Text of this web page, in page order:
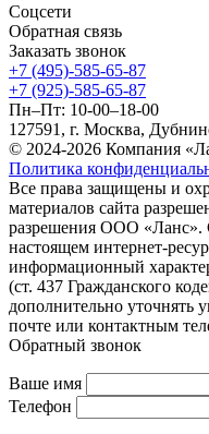
Соцсети
Обратная связь
Заказать звонок
+7 (495)-585-65-87
+7 (925)-585-65-87
Пн–Пт: 10-00–18-00
127591, г. Москва,
© 2024-2026 Компания
Политика
Все права защищены и
материалов сайта
разрешения ООО «Ланс».
настоящем интернет-
информационный
(ст. 437 Гражданского
дополнительно уточнять
почте или контактным
Обратный звонок
Ваше имя
Телефон